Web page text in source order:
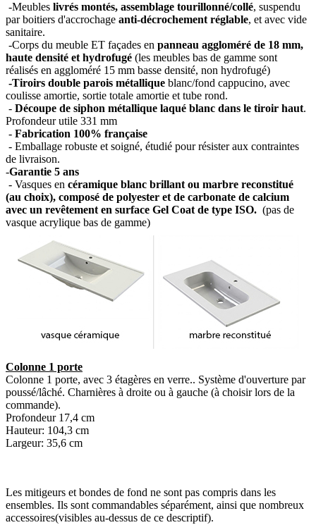
-Meubles livrés montés, assemblage tourillonné/collé, suspendu
par boitiers d'accrochage anti-décrochement réglable, et avec vide
sanitaire.
-Corps du meuble ET façades en panneau aggloméré de 18 mm,
haute densité et hydrofugé (les meubles bas de gamme sont
réalisés en aggloméré 15 mm basse densité, non hydrofugé)
-Tiroirs double parois métallique blanc/fond cappucino, avec
coulisse amortie, sortie totale amortie et tube rond.
- Découpe de siphon métallique laqué blanc dans le tiroir haut.
Profondeur utile 331 mm
- Fabrication 100% française
- Emballage robuste et soigné, étudié pour résister aux contraintes
de livraison.
-Garantie 5 ans
- Vasques en céramique blanc brillant ou marbre reconstitué
(au choix), composé de polyester et de carbonate de calcium
avec un revêtement en surface Gel Coat de type ISO. (pas de
vasque acrylique bas de gamme)
Colonne 1 porte
Colonne 1 porte, avec 3 étagères en verre.. Système d'ouverture par
poussé/lâché. Charnières à droite ou à gauche (à choisir lors de la
commande).
Profondeur 17,4 cm
Hauteur: 104,3 cm
Largeur: 35,6 cm
Les mitigeurs et bondes de fond ne sont pas compris dans les
ensembles. Ils sont commandables séparément, ainsi que nombreux
accessoires(visibles au-dessus de ce descriptif).